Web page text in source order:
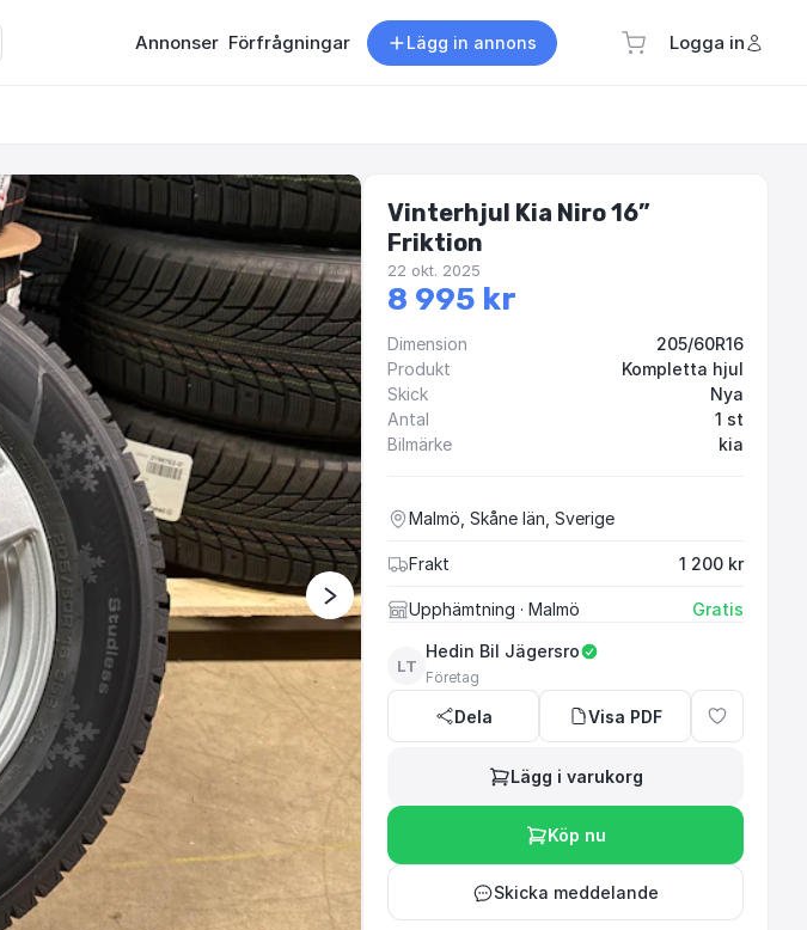
Annonser Förfrågningar Lägg in annons Logga in
Välkommen till
däck och fälgar. För
Vinterhjul Kia Niro 16”
Friktion
22 okt. 2025
8 995 kr
Dimension
205/60R16
Produkt
Kompletta hjul
Skick
Nya
Antal
1 st
Bilmärke
kia
Malmö, Skåne län, Sverige
Frakt 1 200 kr
Upphämtning · Malmö Gratis
LT
Hedin Bil Jägersro
Företag
Dela Visa PDF
Lägg i varukorg
Köp nu
Skicka meddelande